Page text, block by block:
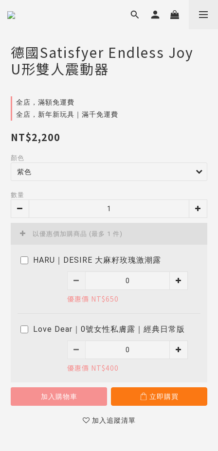
德國Satisfyer Endless Joy
U形雙人震動器
全店，滿額免運費
全店，新年新玩具｜滿千免運費
NT$2,200
顏色
數量
以優惠價加購商品 (最多 1 件)
HARU｜DESIRE 大麻籽玫瑰激潮露
優惠價 NT$650
Love Dear｜0號女性私膚露｜經典日常版
優惠價 NT$400
加入購物車 立即購買
加入追蹤清單